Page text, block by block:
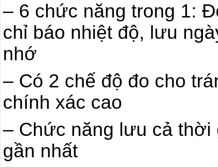
– 6 chức năng trong 1:
chỉ báo nhiệt độ, lưu
nhớ
– Có 2 chế độ đo cho
chính xác cao
– Chức năng lưu cả thời
gần nhất